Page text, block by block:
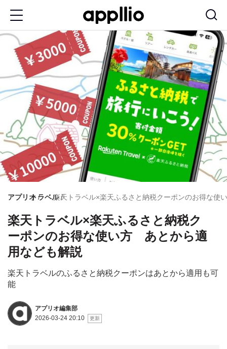
テ
に
移
動
アプリオトラベル楽天トラベル×楽天ふるさと納税クーポンのお得な
楽天トラベル×楽天ふるさと納税ク
ーポンのお得な使い方 あとから適
用なども解説
楽天トラベルのふるさと納税クーポンはあとから適用も可
能
アプリオ編集部
2026-03-24 20:10